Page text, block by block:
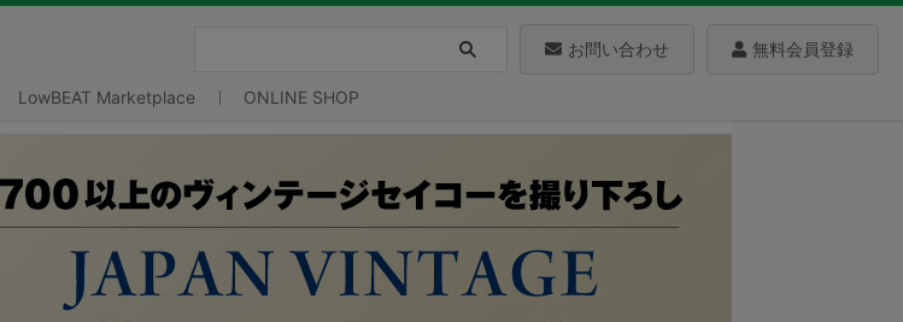
お問い合わせ 無料会員登録
LowBEAT Marketplace ONLINE SHOP